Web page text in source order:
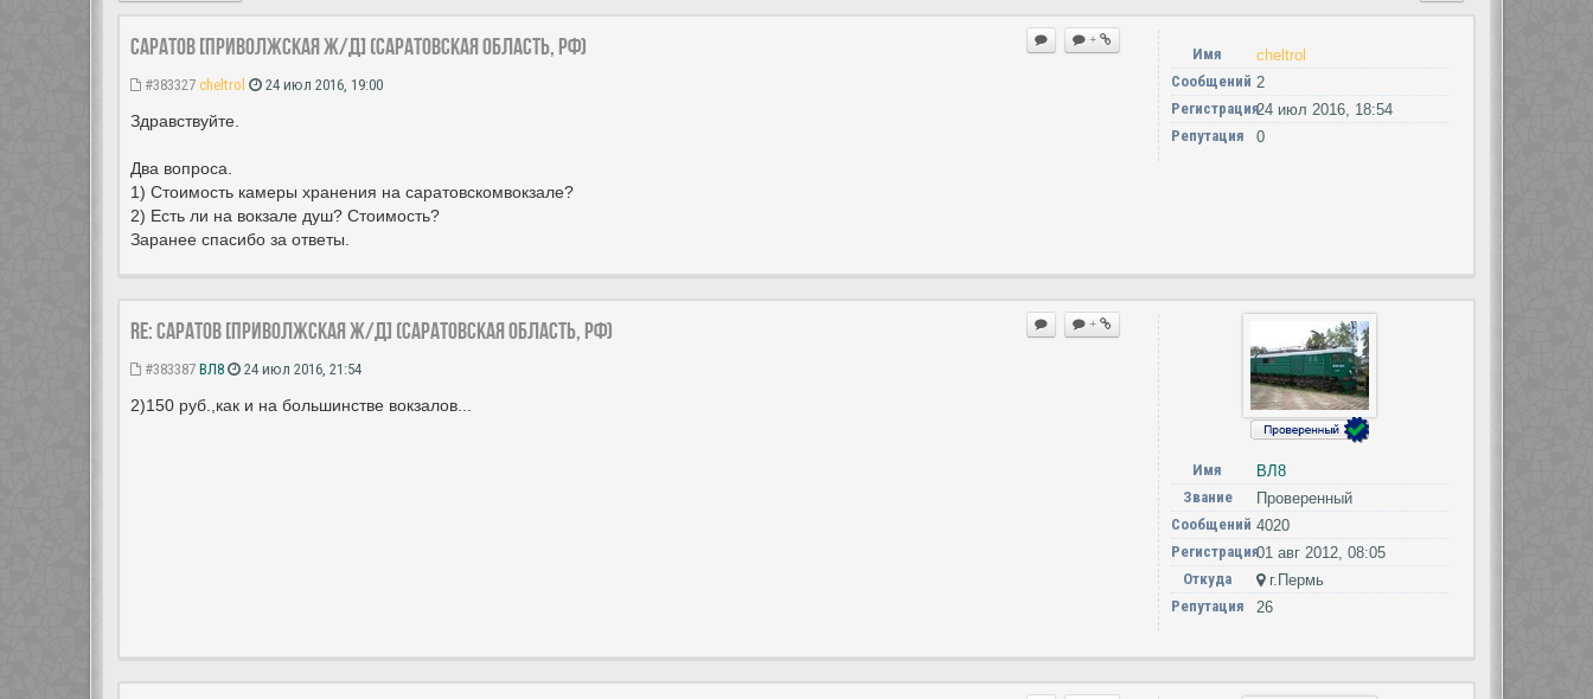
+
Саратов [Приволжская ж/д] (Саратовская область, РФ)
#383327 cheltrol 24 июл 2016, 19:00
Здравствуйте.
Два вопроса.
1) Стоимость камеры хранения на саратовскомвокзале?
2) Есть ли на вокзале душ? Стоимость?
Заранее спасибо за ответы.
Имя
cheltrol
Сообщений 2
Регистрация24 июл 2016, 18:54
Репутация
0
+
Re: Саратов [Приволжская ж/д] (Саратовская область, РФ)
#383387 ВЛ8 24 июл 2016, 21:54
2)150 руб.,как и на большинстве вокзалов...
Имя
ВЛ8
Звание
Проверенный
Сообщений 4020
Регистрация01 авг 2012, 08:05
Откуда
г.Пермь
Репутация
26